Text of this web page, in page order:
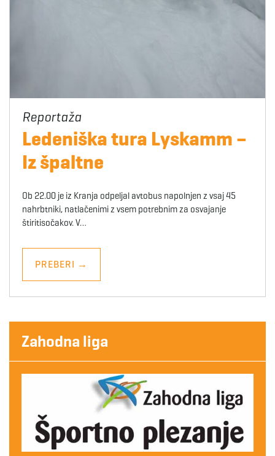
Ledeniška tura Lyskamm –
Iz špaltne
Ob 22.00 je iz Kranja odpeljal avtobus napolnjen z vsaj 45
nahrbtniki, natlačenimi z vsem potrebnim za osvajanje
štiritisočakov. V…
PREBERI →
Zahodna liga